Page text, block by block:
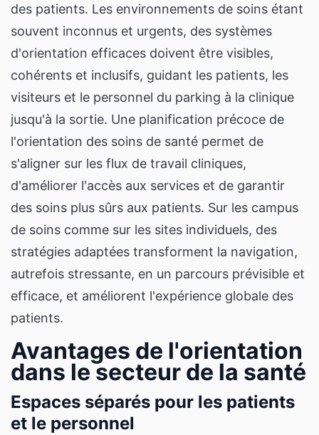
des patients. Les environnements de soins étant
souvent inconnus et urgents, des systèmes
d'orientation efficaces doivent être visibles,
cohérents et inclusifs, guidant les patients, les
visiteurs et le personnel du parking à la clinique
jusqu'à la sortie. Une planification précoce de
l'orientation des soins de santé permet de
s'aligner sur les flux de travail cliniques,
d'améliorer l'accès aux services et de garantir
des soins plus sûrs aux patients. Sur les campus
de soins comme sur les sites individuels, des
stratégies adaptées transforment la navigation,
autrefois stressante, en un parcours prévisible et
efficace, et améliorent l'expérience globale des
patients.
Avantages de l'orientation
dans le secteur de la santé
Espaces séparés pour les patients
et le personnel